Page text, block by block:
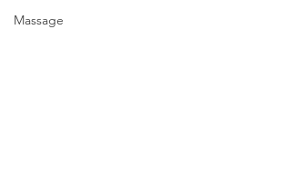
Massage